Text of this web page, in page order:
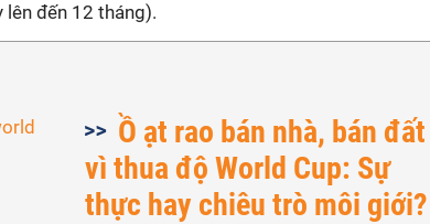
đến 12 tháng).
Ồ ạt rao bán nhà, bán đất
vì thua độ World Cup: Sự
thực hay chiêu trò môi giới?